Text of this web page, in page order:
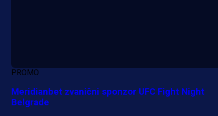
PROMO
Meridianbet zvanični sponzor UFC Fight Night
Belgrade